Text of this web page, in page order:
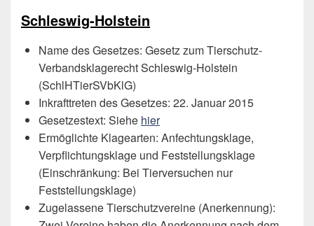
Schleswig-Holstein
Name des Gesetzes: Gesetz zum Tierschutz-
Verbandsklagerecht Schleswig-Holstein
(SchlHTierSVbKlG)
Inkrafttreten des Gesetzes: 22. Januar 2015
Gesetzestext: Siehe hier
Ermöglichte Klagearten: Anfechtungsklage,
Verpflichtungsklage und Feststellungsklage
(Einschränkung: Bei Tierversuchen nur
Feststellungsklage)
Zugelassene Tierschutzvereine (Anerkennung):